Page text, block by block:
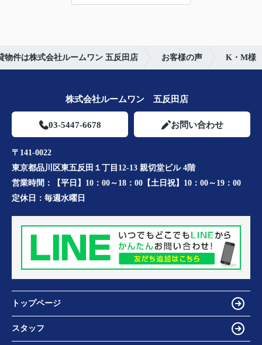
物件は株式会社ルームワン 五反田店 お客様の声 K・M様
株式会社ルームワン 五反田店
03-5447-6678 お問い合わせ
〒141-0022
東京都品川区東五反田１丁目12-13 親切堂ビル 4階
営業時間：
【平日】10：00～18：00【土日祝】10：00～19：00
定休日： 毎週水曜日
トップページ
スタッフ